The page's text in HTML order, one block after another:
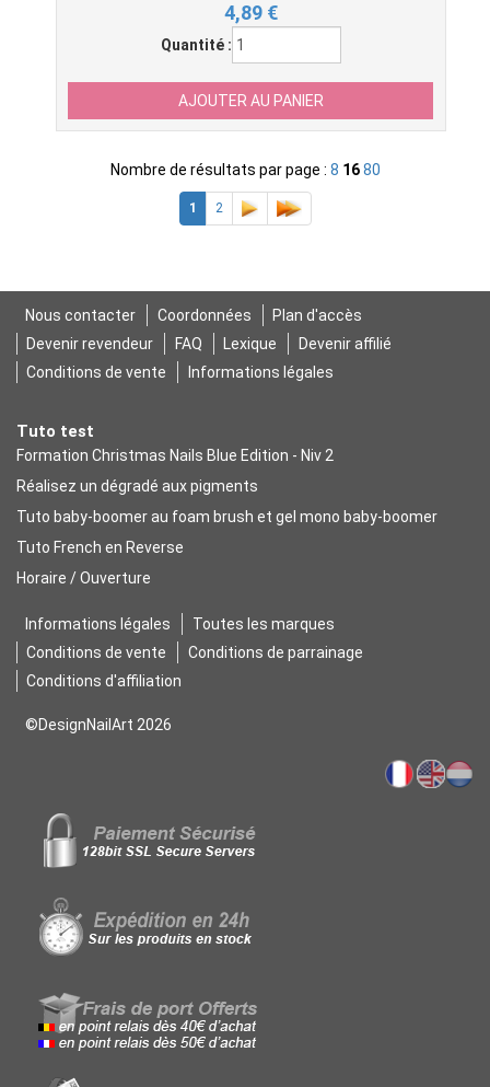
4,89 €
Quantité :
Nombre de résultats par page : 8 16 80
1 2
Nous contacter Coordonnées
Plan d'accès
Devenir revendeur
FAQ Lexique
Devenir affilié
Conditions de vente
Informations légales
Tuto test
Formation Christmas Nails Blue Edition - Niv 2
Réalisez un dégradé aux pigments
Tuto baby-boomer au foam brush et gel mono baby-boomer
Tuto French en Reverse
Horaire / Ouverture
Informations légales
Toutes les marques
Conditions de vente
Conditions de parrainage
Conditions d'affiliation
©DesignNailArt 2026